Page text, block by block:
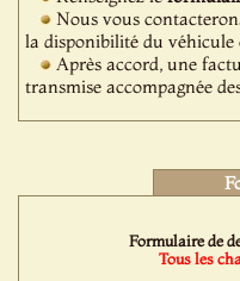
Nous vous
la disponibilité du véhicule
Après accord, une
transmise accompagnée
Formulaire de
Tous les